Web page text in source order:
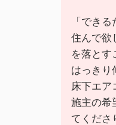
「でき
住んで欲
を落とす
はっきり
床下エア
施主の希
てくださ